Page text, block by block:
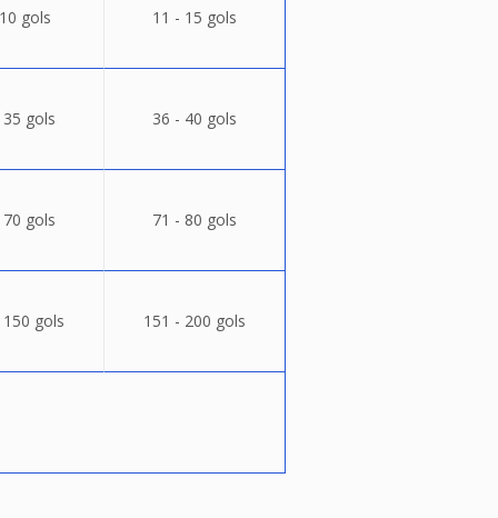
gols 11 - 15 gols
gols 36 - 40 gols
gols 71 - 80 gols
gols 151 - 200 gols